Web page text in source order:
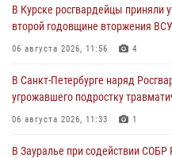
В Курске росгвардейцы приняли
второй годовщине вторжения
06 августа 2026, 11:56 4
В Санкт-Петербурге наряд
угрожавшего подростку
06 августа 2026, 11:33 1
В Зауралье при содействии СОБР